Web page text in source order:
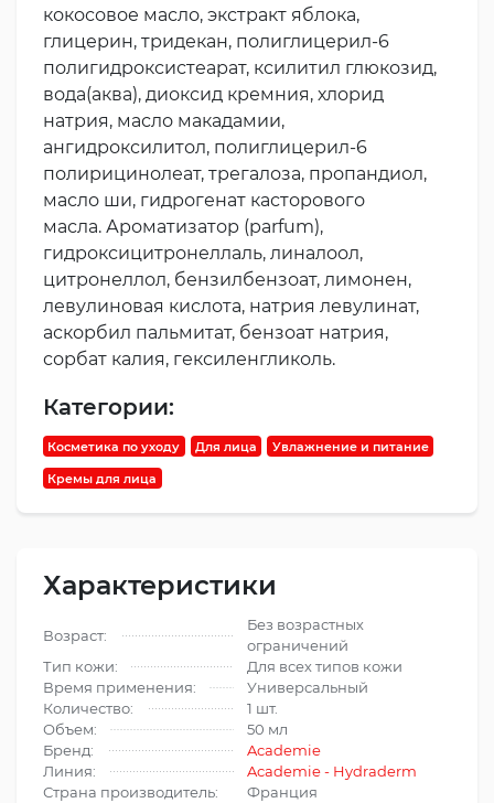
кокосовое масло, экстракт яблока,
глицерин, тридекан, полиглицерил-6
полигидроксистеарат, ксилитил глюкозид,
вода(аква), диоксид кремния, хлорид
натрия, масло макадамии,
ангидроксилитол, полиглицерил-6
полирицинолеат, трегалоза, пропандиол,
масло ши, гидрогенат касторового
масла. Ароматизатор (parfum),
гидроксицитронеллаль, линалоол,
цитронеллол, бензилбензоат, лимонен,
левулиновая кислота, натрия левулинат,
аскорбил пальмитат, бензоат натрия,
сорбат калия, гексиленгликоль.
Категории:
Косметика по уходу Для лица Увлажнение и питание
Кремы для лица
Характеристики
Возраст:
Без возрастных
ограничений
Тип кожи:
Для всех типов кожи
Время применения:
Универсальный
Количество:
1 шт.
Объем:
50 мл
Бренд:
Academie
Линия:
Academie - Hydraderm
Страна производитель:
Франция